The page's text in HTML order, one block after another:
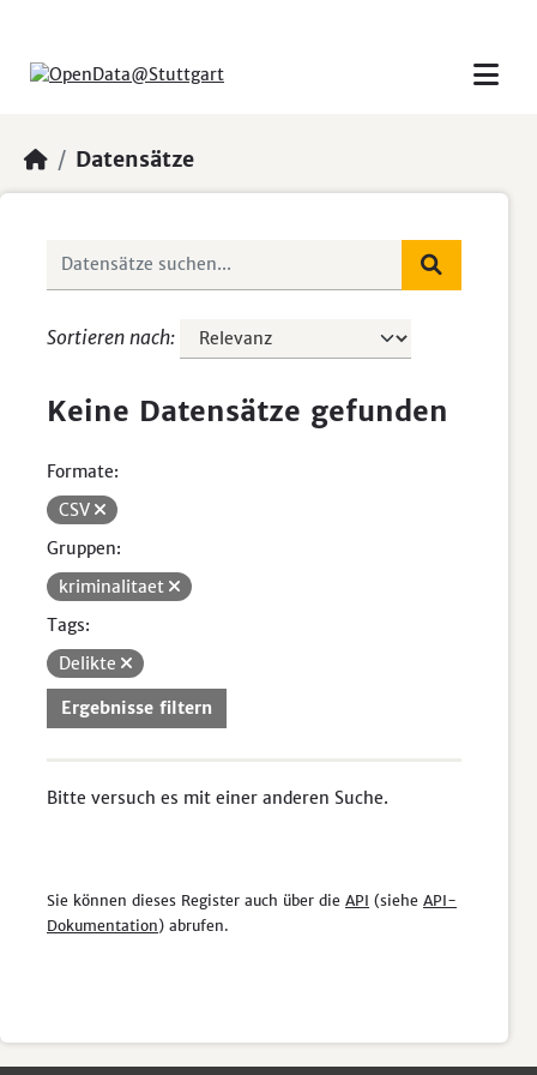
Datensätze
Sortieren nach
Keine Datensätze gefunden
Formate:
CSV
Gruppen:
kriminalitaet
Tags:
Delikte
Ergebnisse filtern
Bitte versuch es mit einer anderen Suche.
Sie können dieses Register auch über die API (siehe API-
Dokumentation) abrufen.